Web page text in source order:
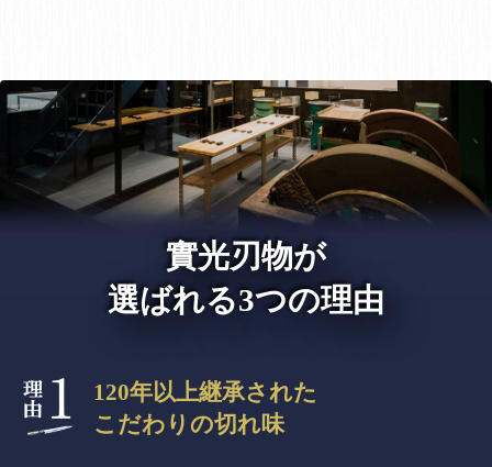
實光刃物が
選ばれる3つの理由
120年以上継承された
こだわりの切れ味